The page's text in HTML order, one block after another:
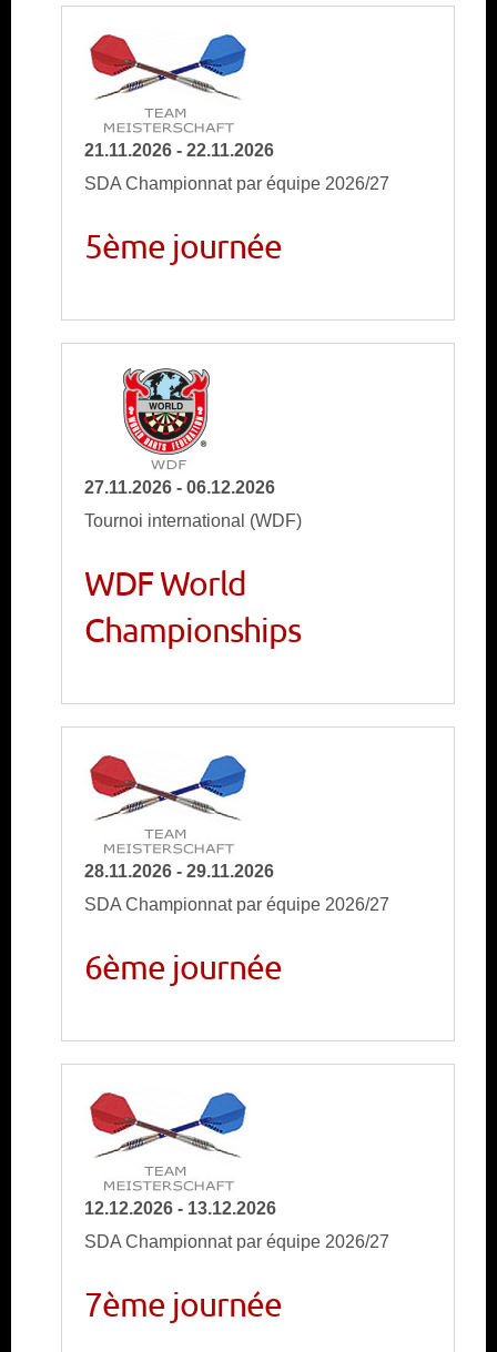
21.11.2026 - 22.11.2026
SDA Championnat par équipe 2026/27
5ème journée
27.11.2026 - 06.12.2026
Tournoi international (WDF)
WDF World
Championships
28.11.2026 - 29.11.2026
SDA Championnat par équipe 2026/27
6ème journée
12.12.2026 - 13.12.2026
SDA Championnat par équipe 2026/27
7ème journée